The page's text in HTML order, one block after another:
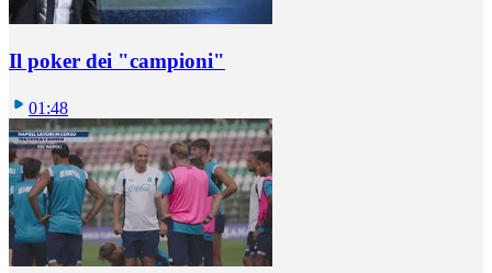
Il poker dei "campioni"
01:48